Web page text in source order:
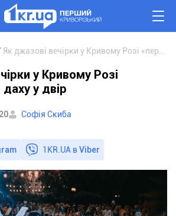
у Кривому Розі
даху у двір
Софія Скиба
1KR.UA вViber